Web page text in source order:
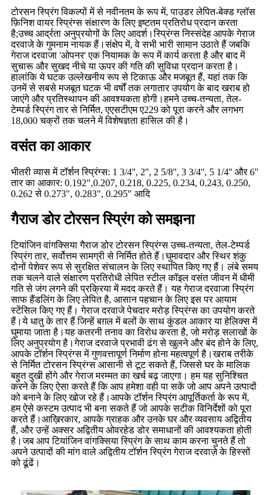
टोरसन स्प्रिंग विकल्पों में से नवीनतम के रूप में, पाउडर लेपित-बेक्ड ग्लॉस
फ़िनिश वायर स्प्रिंग्स संक्षारण के लिए इष्टतम प्रतिरोध प्रदान करता
है;उच्च आर्द्रता अनुप्रयोगों के लिए आदर्श।स्प्रिंग्स निस्संदेह आपके गेराज
दरवाजे के गुमनाम नायक हैं।संक्षेप में, वे सभी भारी सामान उठाते हैं जबकि
गेराज दरवाजा 'ओपनर' एक नियामक के रूप में कार्य करता है और बाद में
सुचारू और सुखद नीचे या ऊपर की गति की सुविधा प्रदान करता है।
हालांकि ये घटक उल्लेखनीय रूप से टिकाऊ और मजबूत हैं, यहां तक ​​कि
उनमें से सबसे मजबूत घटक भी वर्षों तक लगातार उपयोग के बाद खराब हो
जाएंगे और प्रतिस्थापन की आवश्यकता होगी।हमने उच्च-तन्यता, तेल-
टेम्पर्ड स्प्रिंग तार से निर्मित, एएसटीएम ए229 को पूरा करने और लगभग
18,000 चक्रों तक चलने में विशेषज्ञता हासिल की है।
वसंत का आकार
भीतरी व्यास में टॉर्शन स्प्रिंग्स: 1 3/4'', 2'', 2 5/8'', 3 3/4'', 5 1/4'' और 6''
तार का आकार: 0.192″,0.207, 0.218, 0.225, 0.234, 0.243, 0.250,
0.262 से 0.273″, 0.283″, 0.295″ आदि
गैराज डोर टोरसन स्प्रिंग को समझना
टियांजिन वांगक्सिया गैराज डोर टोरसन स्प्रिंग्स उच्च-तन्यता, तेल-टेम्पर्ड
स्प्रिंग तार, सर्वोत्तम सामग्री से निर्मित होते हैं।घुमावदार और स्थिर शंकु
दोनों पेशेवर रूप से सुरक्षित संचालन के लिए स्थापित किए गए हैं। लंबे समय
तक चलने वाले संक्षारण प्रतिरोधी लेपित स्टील कॉइल वसंत जीवन में धीमी
गति से जंग लगने की प्रक्रिया में मदद करते हैं। यह गेराज दरवाजा स्प्रिंग
साफ हैंडलिंग के लिए लेपित है, आसान पहचान के लिए इस पर आयाम
स्टेंसिल किए गए हैं। गेराज दरवाजे पेचदार मरोड़ स्प्रिंग्स का उपयोग करते
हैं।ये धातु के तार हैं जिन्हें बग़ल में बलों के साथ कुंडल आकार या हेलिक्स में
घुमाया जाता है।यह कतरनी तनाव का विरोध करता है, जो मरोड़ सलाखों के
लिए अनुप्रयोग है।गेराज दरवाजे प्रभावी ढंग से खुलने और बंद होने के लिए,
आपके टॉर्शन स्प्रिंग्स में गुणवत्तापूर्ण निर्माण होना महत्वपूर्ण है।खराब तरीके
से निर्मित टोरसन स्प्रिंग्स आसानी से टूट सकते हैं, जिससे घर के मालिक
बहुत दुखी होंगे और गेराज मरम्मत का खर्च बढ़ जाएगा। हम यह सुनिश्चित
करने के लिए ऐसा करते हैं कि आप हमेशा वही पा सकें जो आप अपने उत्पादों
को बनाने के लिए खोज रहे हैं।आपके टॉर्शन स्प्रिंग आपूर्तिकर्ता के रूप में,
हम ऐसे कस्टम उत्पाद भी बना सकते हैं जो आपके सटीक विनिर्देशों को पूरा
करते हैं।आख़िरकार, आपके ग्राहक और उनके घर और व्यवसाय अद्वितीय
हैं, और उन्हें अक्सर अद्वितीय ओवरहेड डोर समाधानों की आवश्यकता होती
है।जब आप टियांजिन वांगक्सिया स्प्रिंग के साथ काम करना चुनते हैं तो
अपने उत्पादों की मांग वाले अद्वितीय टॉर्शन स्प्रिंग गेराज दरवाज़े के हिस्सों
को ढूंढें।